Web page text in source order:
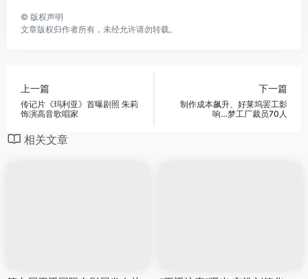
© 版权声明
文章版权归作者所有，未经允许请勿转载。
上一篇
传记片《玛利亚》首曝剧照 朱莉
饰演高音歌唱家
下一篇
制作成本飙升、好莱坞罢工影
响…梦工厂裁员70人
相关文章